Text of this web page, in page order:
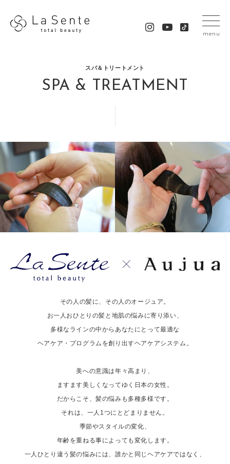
menu
スパ＆トリートメント
SPA & TREATMENT
その人の髪に、その人のオージュア。
お一人おひとりの髪と地肌の悩みに寄り添い、
多様なラインの中からあなたにとって最適な
ヘアケア・プログラムを創り出すヘアケアシステム。
美への意識は年々高まり、
ますます美しくなってゆく日本の女性。
だからこそ、髪の悩みも多種多様です。
それは、一人1つにとどまりません。
季節やスタイルの変化、
年齢を重ねる事によっても変化します。
一人ひとり違う髪の悩みには、誰かと同じヘアケアではなく、